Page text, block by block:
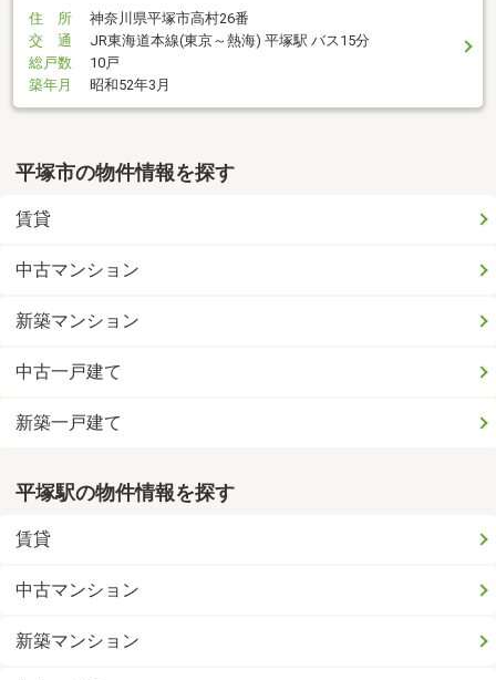
住 所
神奈川県平塚市高村26番
交 通
JR東海道本線(東京～熱海) 平塚駅 バス15分
総戸数
10戸
築年月
昭和52年3月
平塚市の物件情報を探す
賃貸
中古マンション
新築マンション
中古一戸建て
新築一戸建て
平塚駅の物件情報を探す
賃貸
中古マンション
新築マンション